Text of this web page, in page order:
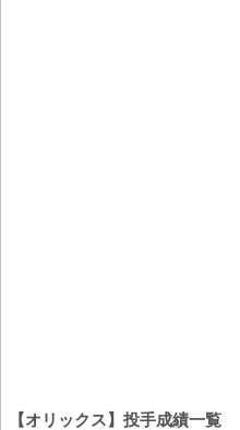
【オリックス】投手成績一覧